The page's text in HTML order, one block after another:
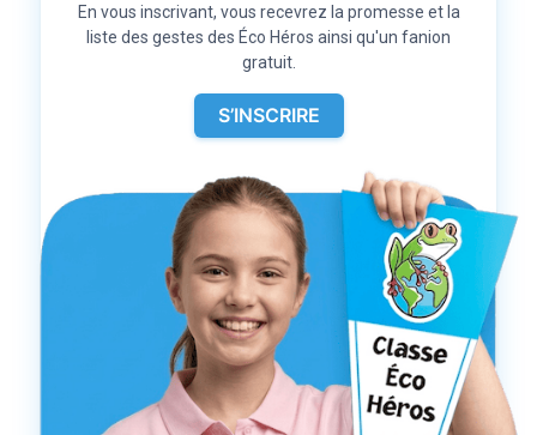
En vous inscrivant, vous recevrez la promesse et la
liste des gestes des Éco Héros ainsi qu'un fanion
gratuit.
S’INSCRIRE